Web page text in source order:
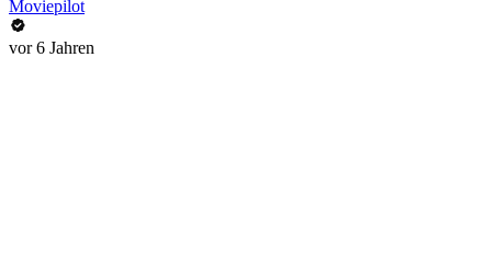
Moviepilot
vor 6 Jahren